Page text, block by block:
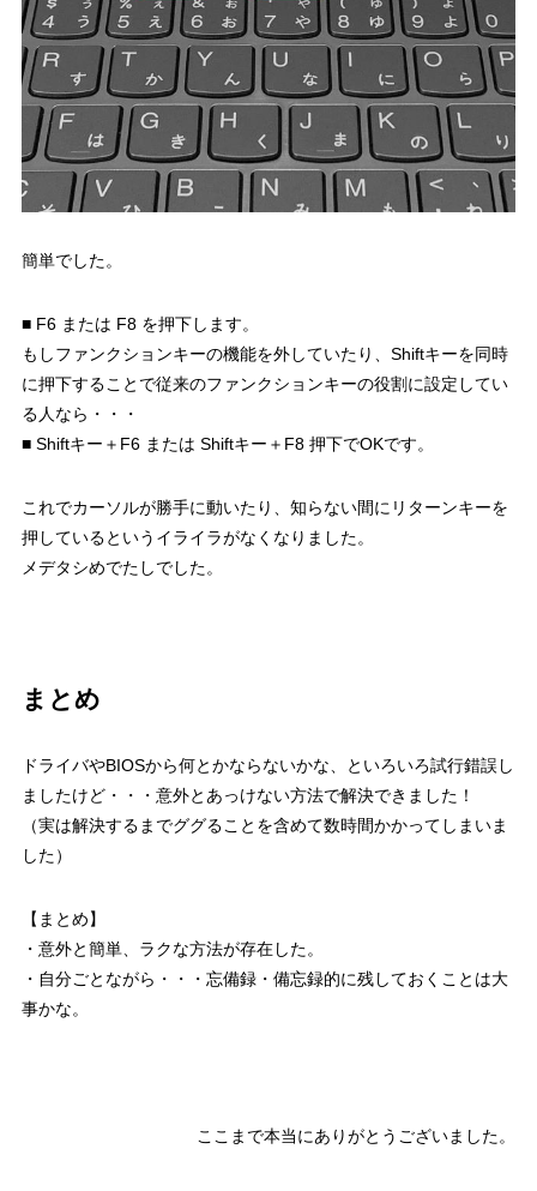
簡単でした。
■ F6 または F8 を押下します。
もしファンクションキーの機能を外していたり、Shiftキーを同時
に押下することで従来のファンクションキーの役割に設定してい
る人なら・・・
■ Shiftキー＋F6 または Shiftキー＋F8 押下でOKです。
これでカーソルが勝手に動いたり、知らない間にリターンキーを
押しているというイライラがなくなりました。
メデタシめでたしでした。
まとめ
ドライバやBIOSから何とかならないかな、といろいろ試行錯誤し
ましたけど・・・意外とあっけない方法で解決できました！
（実は解決するまでググることを含めて数時間かかってしまいま
した）
【まとめ】
・意外と簡単、ラクな方法が存在した。
・自分ごとながら・・・忘備録・備忘録的に残しておくことは大
事かな。
ここまで本当にありがとうございました。